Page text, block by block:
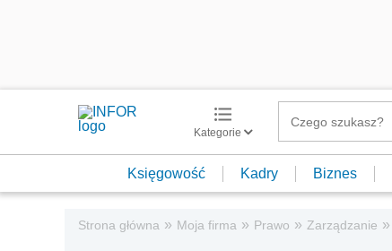
Kategorie
Księgowość Kadry Biznes
Strona główna » Moja firma » Prawo » Zarządzanie »